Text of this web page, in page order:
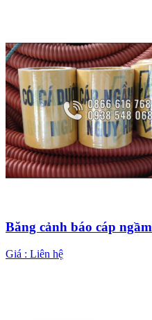
Băng cảnh báo cáp ngầm
Giá : Liên hệ